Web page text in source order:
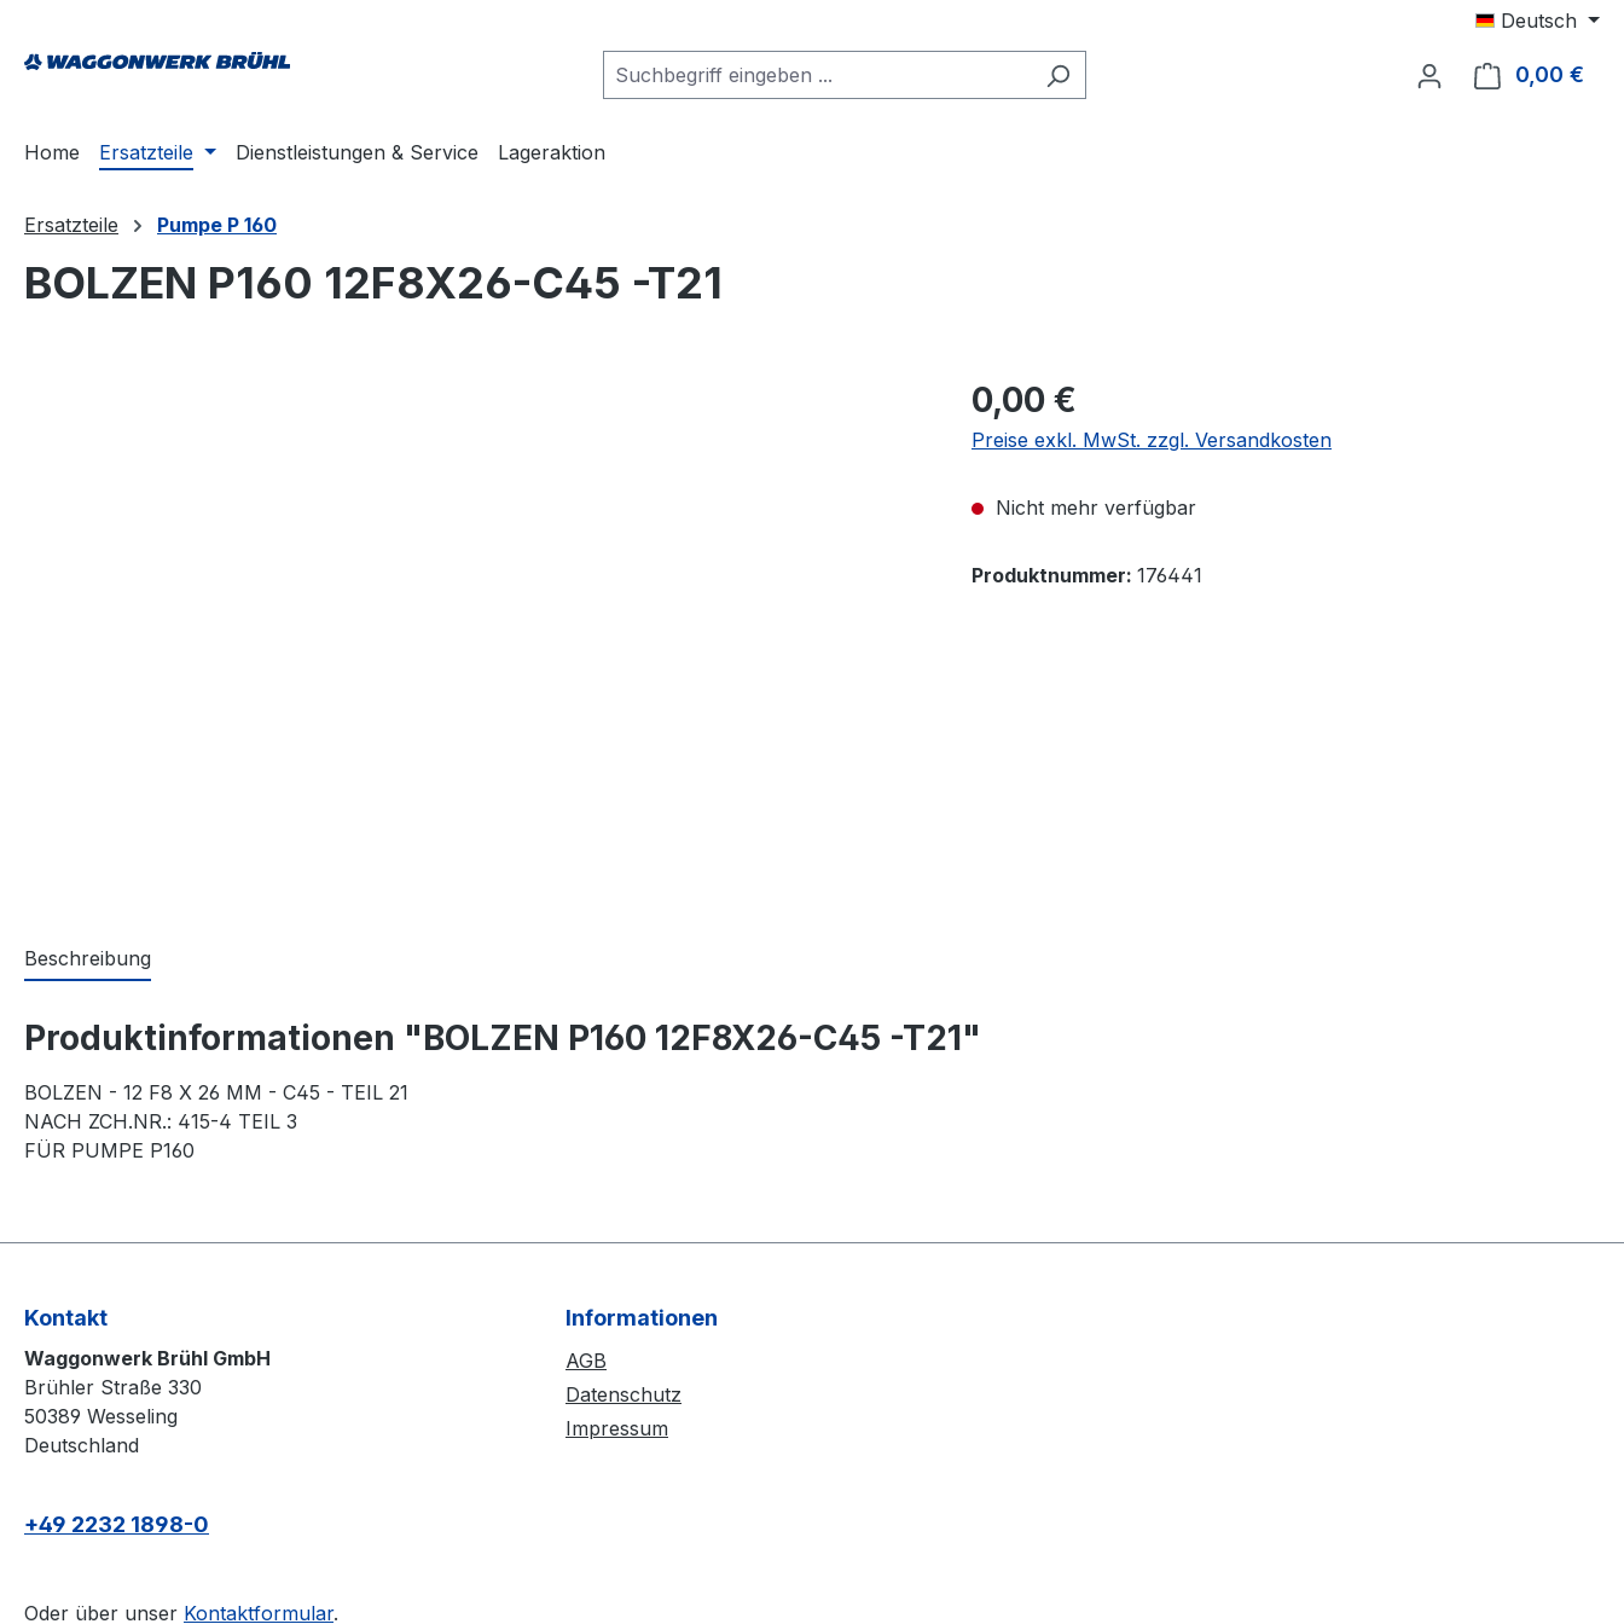
Deutsch
0,00 €
Home Ersatzteile Dienstleistungen & Service Lageraktion
Ersatzteile Pumpe P 160
BOLZEN P160 12F8X26-C45 -T21
0,00 €
Preise exkl. MwSt. zzgl. Versandkosten
Nicht mehr verfügbar
Produktnummer: 176441
Beschreibung
Produktinformationen "BOLZEN P160 12F8X26-C45 -T21"
BOLZEN - 12 F8 X 26 MM - C45 - TEIL 21
NACH ZCH.NR.: 415-4 TEIL 3
FÜR PUMPE P160
Kontakt
Waggonwerk Brühl GmbH
Brühler Straße 330
50389 Wesseling
Deutschland
+49 2232 1898-0
Oder über unser Kontaktformular.
Informationen
AGB
Datenschutz
Impressum